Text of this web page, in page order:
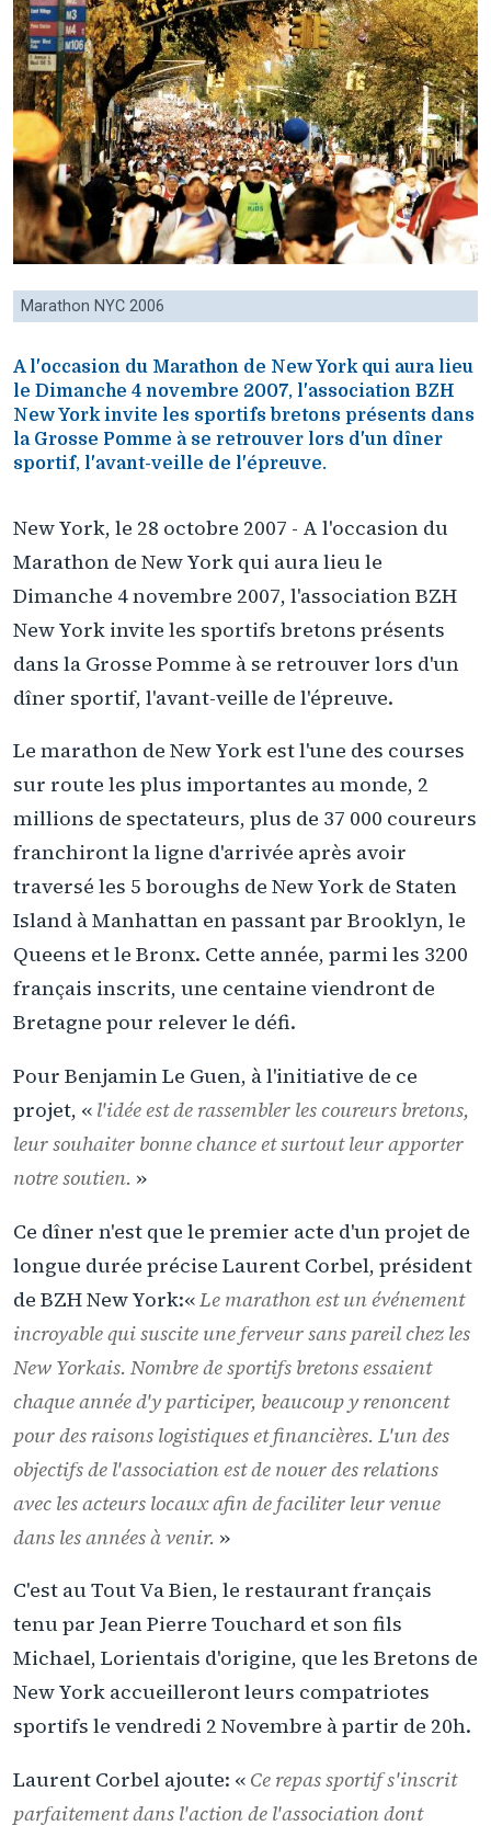
Marathon NYC 2006
A l'occasion du Marathon de New York qui aura lieu
le Dimanche 4 novembre 2007, l'association BZH
New York invite les sportifs bretons présents dans
la Grosse Pomme à se retrouver lors d'un dîner
sportif, l'avant-veille de l'épreuve.
New York, le 28 octobre 2007 - A l'occasion du
Marathon de New York qui aura lieu le
Dimanche 4 novembre 2007, l'association BZH
New York invite les sportifs bretons présents
dans la Grosse Pomme à se retrouver lors d'un
dîner sportif, l'avant-veille de l'épreuve.
Le marathon de New York est l'une des courses
sur route les plus importantes au monde, 2
millions de spectateurs, plus de 37 000 coureurs
franchiront la ligne d'arrivée après avoir
traversé les 5 boroughs de New York de Staten
Island à Manhattan en passant par Brooklyn, le
Queens et le Bronx. Cette année, parmi les 3200
français inscrits, une centaine viendront de
Bretagne pour relever le défi.
Pour Benjamin Le Guen, à l'initiative de ce
projet, « l'idée est de rassembler les coureurs bretons,
leur souhaiter bonne chance et surtout leur apporter
notre soutien. »
Ce dîner n'est que le premier acte d'un projet de
longue durée précise Laurent Corbel, président
de BZH New York:«Le marathon est un événement
incroyable qui suscite une ferveur sans pareil chez les
New Yorkais. Nombre de sportifs bretons essaient
chaque année d'y participer, beaucoup y renoncent
pour des raisons logistiques et financières. L'un des
objectifs de l'association est de nouer des relations
avec les acteurs locaux afin de faciliter leur venue
dans les années à venir. »
C'est au Tout Va Bien, le restaurant français
tenu par Jean Pierre Touchard et son fils
Michael, Lorientais d'origine, que les Bretons de
New York accueilleront leurs compatriotes
sportifs le vendredi 2 Novembre à partir de 20h.
Laurent Corbel ajoute: « Ce repas sportif s'inscrit
parfaitement dans l'action de l'association dont